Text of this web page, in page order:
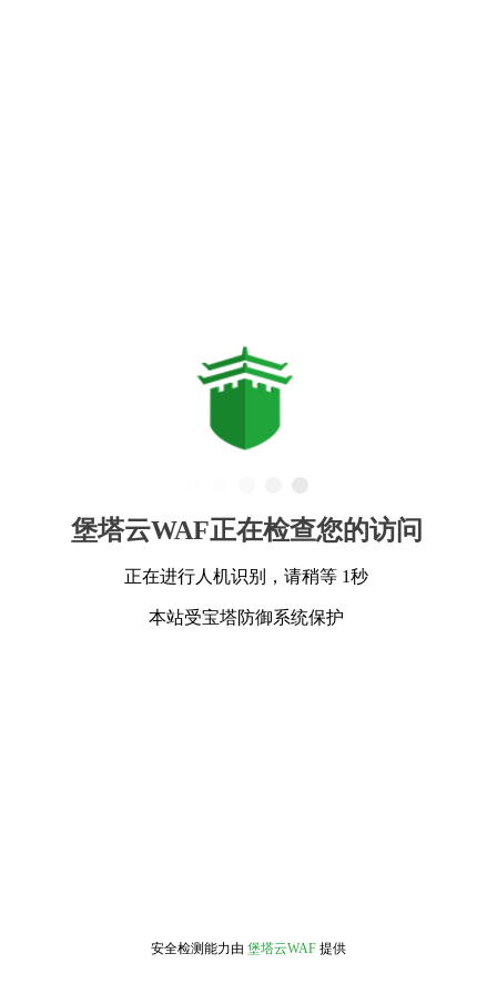
堡塔云WAF正在检查您的访问
正在进行人机识别，请稍等 1秒
本站受宝塔防御系统保护
安全检测能力由 堡塔云WAF 提供